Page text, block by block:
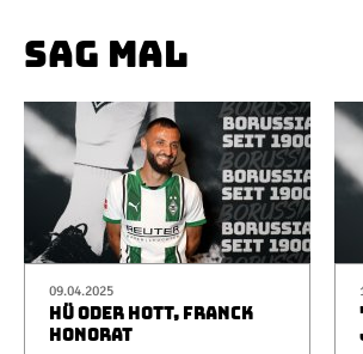
SAG MAL
09.04.2025
HÜ ODER HOTT, FRANCK
HONORAT